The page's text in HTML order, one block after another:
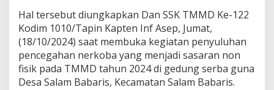
Hal tersebut diungkapkan Dan SSK TMMD Ke-122
Kodim 1010/Tapin Kapten Inf Asep, Jumat,
(18/10/2024) saat membuka kegiatan penyuluhan
pencegahan nerkoba yang menjadi sasaran non
fisik pada TMMD tahun 2024 di gedung serba guna
Desa Salam Babaris, Kecamatan Salam Babaris.